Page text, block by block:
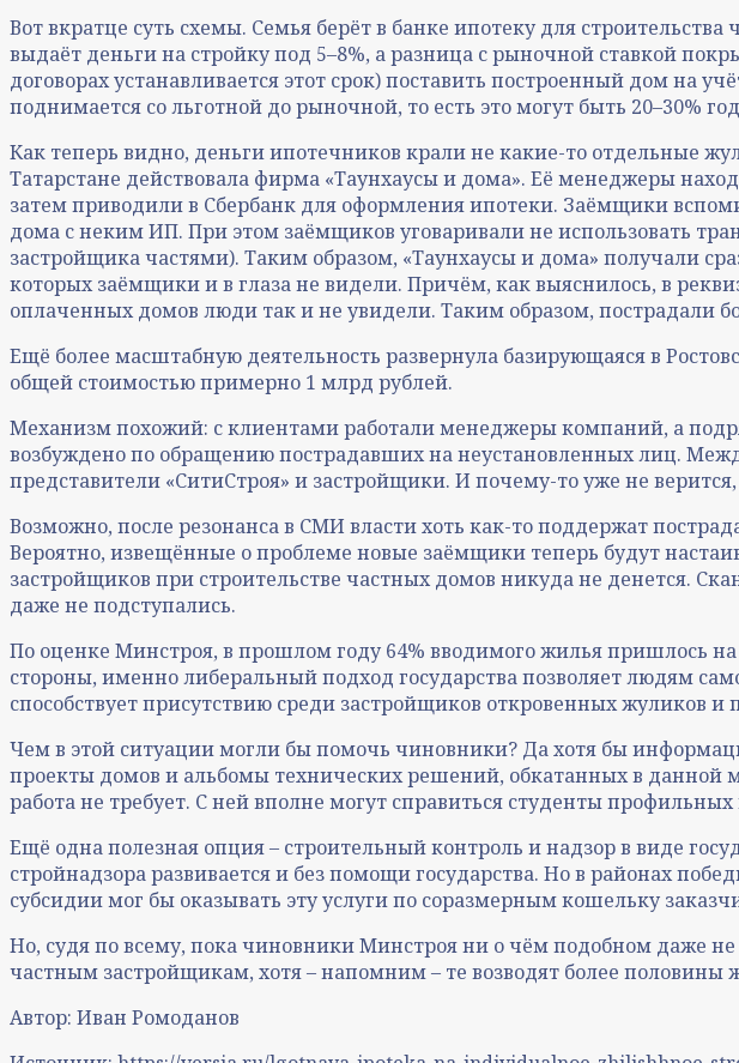
Вот вкратце суть схемы. Семья берёт в банке ипотеку для
выдаёт деньги на стройку под 5–8%, а разница с рыночной ставкой
договорах устанавливается этот срок) поставить построенный дом на
поднимается со льготной до рыночной, то есть это могут быть 20–30%
Как теперь видно, деньги ипотечников крали не какие-то отдельные
Татарстане действовала фирма «Таунхаусы и дома». Её менеджеры
затем приводили в Сбербанк для оформления ипотеки. Заёмщики
дома с неким ИП. При этом заёмщиков уговаривали не использовать
застройщика частями). Таким образом, «Таунхаусы и дома» получали
которых заёмщики и в глаза не видели. Причём, как выяснилось, в
оплаченных домов люди так и не увидели. Таким образом, пострадали
Ещё более масштабную деятельность развернула базирующаяся в
общей стоимостью примерно 1 млрд рублей.
Механизм похожий: с клиентами работали менеджеры компаний, а
возбуждено по обращению пострадавших на неустановленных лиц.
представители «СитиСтроя» и застройщики. И почему-то уже не
Возможно, после резонанса в СМИ власти хоть как-то поддержат
Вероятно, извещённые о проблеме новые заёмщики теперь будут
застройщиков при строительстве частных домов никуда не денется.
даже не подступались.
По оценке Минстроя, в прошлом году 64% вводимого жилья пришлось
стороны, именно либеральный подход государства позволяет людям
способствует присутствию среди застройщиков откровенных жуликов и
Чем в этой ситуации могли бы помочь чиновники? Да хотя бы
проекты домов и альбомы технических решений, обкатанных в данной
работа не требует. С ней вполне могут справиться студенты
Ещё одна полезная опция – строительный контроль и надзор в виде
стройнадзора развивается и без помощи государства. Но в районах
субсидии мог бы оказывать эту услуги по соразмерным кошельку
Но, судя по всему, пока чиновники Минстроя ни о чём подобном даже
частным застройщикам, хотя – напомним – те возводят более половины
Автор: Иван Ромоданов